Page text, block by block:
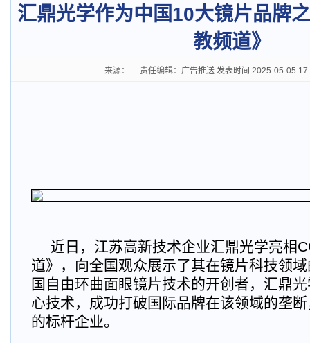
汇鼎光学作为中国10大镜片品牌
教频道》
来源： 责任编辑：广告推送 发表时间:2025-05-05
近日，江苏高新技术企业汇鼎光学亮相
道》，向全国观众展示了其在镜片科技领
国自由环曲面眼镜片技术的开创者，汇鼎
心技术，成功打破国际品牌在该领域的垄
的标杆企业。